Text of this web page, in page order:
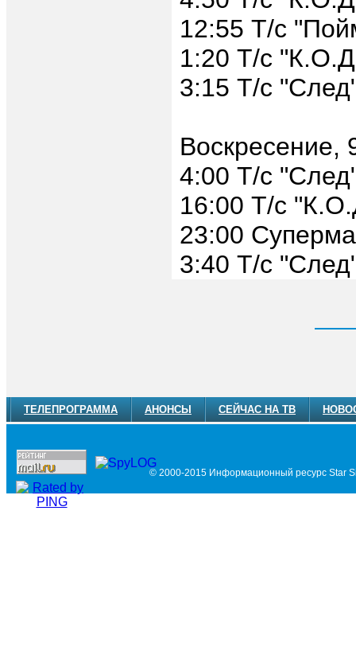
12:55 Т/с
1:20 Т/с
3:15 Т/с
Воскресение,
4:00 Т/с
16:00 Т/с
23:00
3:40 Т/с
ТЕЛЕПРОГРАММА АНОНСЫ СЕЙЧАС НА ТВ
© 2000-2015 Информационный ресурс Star